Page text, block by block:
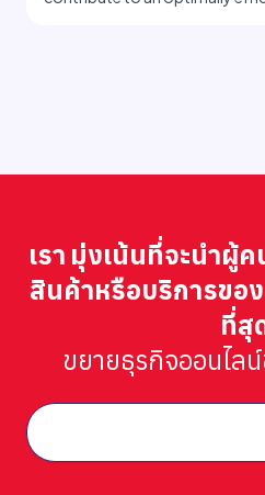
เรา มุ่งเน้นที่จะนำผู้
สินค้าหรือบริการข
ที่สุ
ขยายธุรกิจออนไล